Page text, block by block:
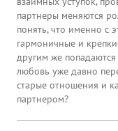
партнеры меняются
понять, что именно с
гармоничные и
другим же
любовь уже давно
старые отношения и
партнером?